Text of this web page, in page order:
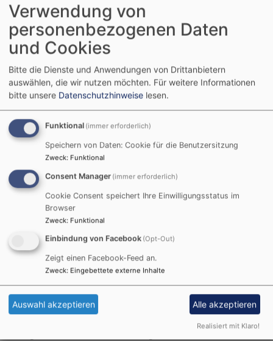
Barbara Langer
Leilani Hein
Kita Kindergarten
Gottesdienste im Dekanat
Sa, 8.8. 12-12:30 Uhr
Evangelisches Kloster Schwanberg - Communität Casteller
Rödelsee St. Michaelskirche, Schwanberg
Sa, 8.8. 18-18:30 Uhr
Verwendung von
personenbezogenen Daten
und Cookies
Bitte die Dienste und Anwendungen von Drittanbietern
auswählen, die wir nutzen möchten. Für weitere Informationen
bitte unsere Datenschutzhinweise lesen.
Funktional (immer erforderlich)
Speichern von Daten: Cookie für die Benutzersitzung
Zweck: Funktional
Consent Manager (immer erforderlich)
Cookie Consent speichert Ihre Einwilligungsstatus im
Browser
Zweck: Funktional
Einbindung von Facebook (Opt-Out)
Zeigt einen Facebook-Feed an.
Zweck: Eingebettete externe Inhalte
Auswahl akzeptieren Alle akzeptieren
Realisiert mit Klaro!